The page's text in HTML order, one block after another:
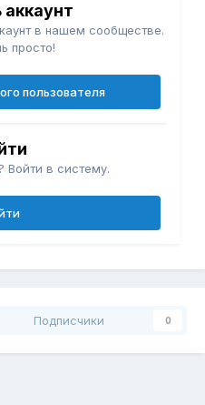
аккаунт
в нашем сообществе.
просто!
пользователя
Войти в систему.
Подписчики 0